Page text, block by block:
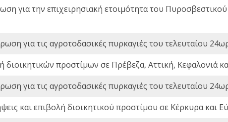
για την επιχειρησιακή ετοιμότητα του
για τις αγροτοδασικές πυρκαγιές του τελευταίου
διοικητικών προστίμων σε Πρέβεζα, Αττική, Κεφαλονιά
για τις αγροτοδασικές πυρκαγιές του τελευταίου
και επιβολή διοικητικού προστίμου σε Κέρκυρα και